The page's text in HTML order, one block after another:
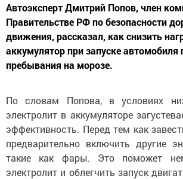
Автоэксперт Дмитрий Попов, член
Правительстве РФ по безопасности
движения, рассказал, как снизить
аккумулятор при запуске автомобиля
пребывания на морозе.
По словам Попова, в условиях
электролит в аккумуляторе
эффективность. Перед тем как
предварительно включить другие
такие как фары. Это поможет
электролит и облегчить запуск